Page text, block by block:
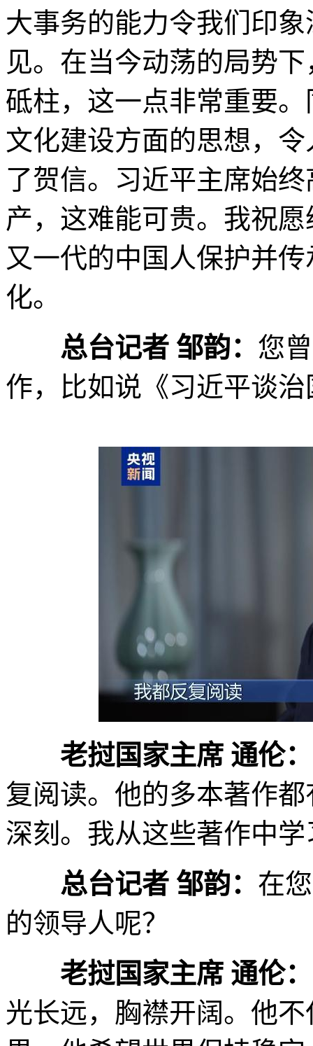
大事务的能力令我们印
见。在当今动荡的局势
砥柱，这一点非常重要
文化建设方面的思想，
了贺信。习近平主席始
产，这难能可贵。我祝
又一代的中国人保护并
化。
总台记者 邹韵： 您
作，比如说《习近平谈
老挝国家主席 通伦：
复阅读。他的多本著作
深刻。我从这些著作中
总台记者 邹韵： 在
的领导人呢？
老挝国家主席 通伦：
光长远，胸襟开阔。他